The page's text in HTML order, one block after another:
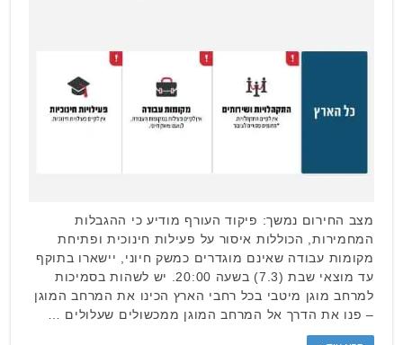
מצב החירום נמשך: פיקוד העורף מודיע כי ההגבלות
המחמירות, הכוללות איסור על פעילות חינוכית ופתיחת
מקומות עבודה שאינם מוגדרים כמשק חיוני, יישארו בתוקף
עד מוצאי שבת (7.3) בשעה 20:00. יש לשהות בסמיכות
למרחב מוגן מיטבי בכל רחבי הארץ הכינו את המרחב המוגן
– פנו את הדרך אל המרחב המוגן ממכשולים שעלולים …